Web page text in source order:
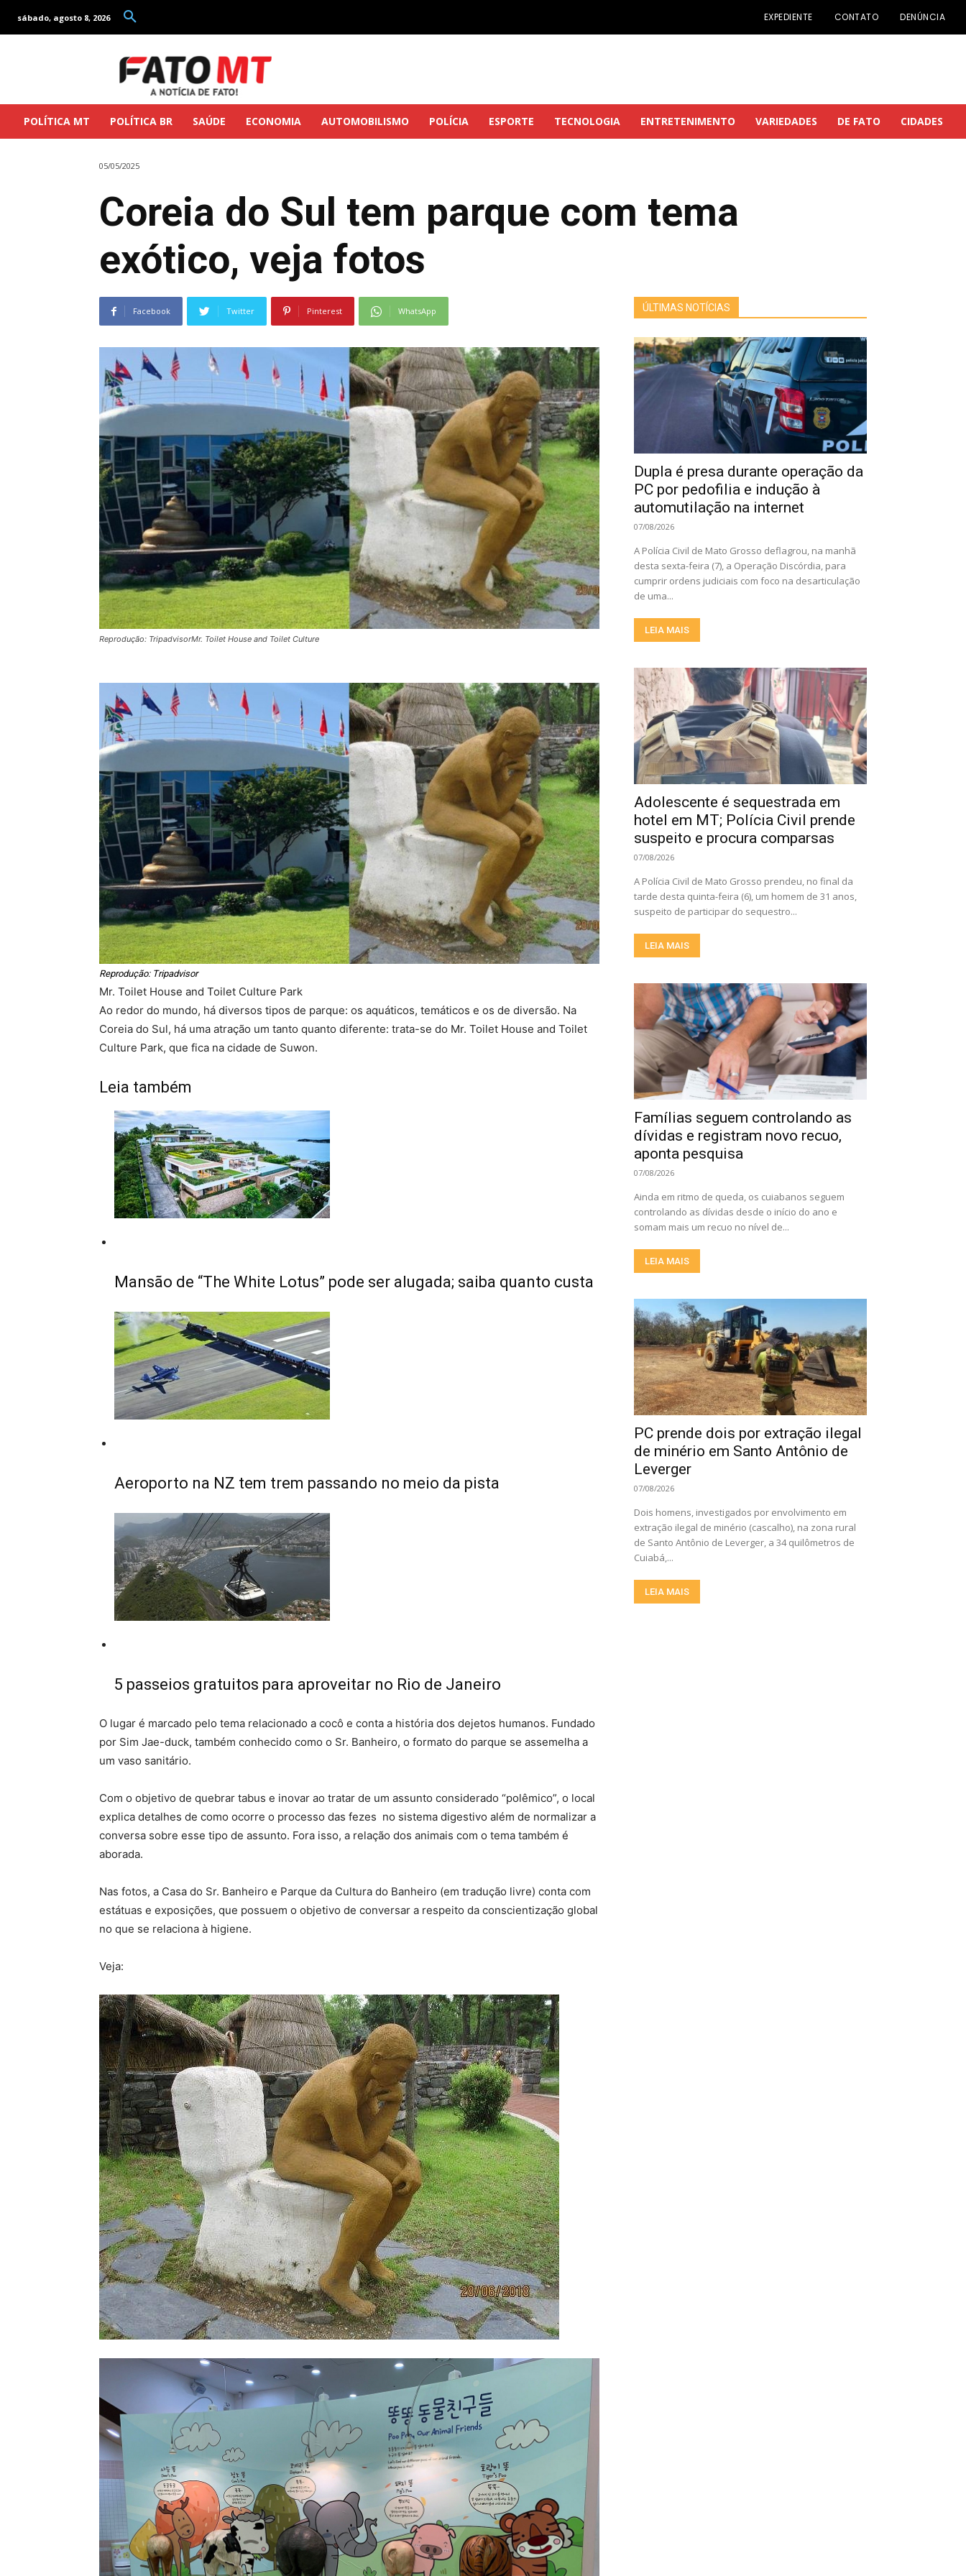
sábado, agosto 8, 2026 EXPEDIENTE CONTATO DENÚNCIA
POLÍTICA MT POLÍTICA BR SAÚDE ECONOMIA AUTOMOBILISMO POLÍCIA ESPORTE TECNOLOGIA ENTRETENIMENTO VARIEDADES DE FATO CIDADES
05/05/2025
Coreia do Sul tem parque com tema
exótico, veja fotos
Facebook Twitter Pinterest WhatsApp
Reprodução: TripadvisorMr. Toilet House and Toilet Culture
Reprodução: Tripadvisor
Mr. Toilet House and Toilet Culture Park
Ao redor do mundo, há diversos tipos de parque: os aquáticos, temáticos e os de diversão. Na
Coreia do Sul, há uma atração um tanto quanto diferente: trata-se do Mr. Toilet House and Toilet
Culture Park, que fica na cidade de Suwon.
Leia também
Mansão de “The White Lotus” pode ser alugada; saiba quanto custa
Aeroporto na NZ tem trem passando no meio da pista
5 passeios gratuitos para aproveitar no Rio de Janeiro
O lugar é marcado pelo tema relacionado a cocô e conta a história dos dejetos humanos. Fundado
por Sim Jae-duck, também conhecido como o Sr. Banheiro, o formato do parque se assemelha a
um vaso sanitário.
Com o objetivo de quebrar tabus e inovar ao tratar de um assunto considerado “polêmico”, o local
explica detalhes de como ocorre o processo das fezes no sistema digestivo além de normalizar a
conversa sobre esse tipo de assunto. Fora isso, a relação dos animais com o tema também é
aborada.
Nas fotos, a Casa do Sr. Banheiro e Parque da Cultura do Banheiro (em tradução livre) conta com
estátuas e exposições, que possuem o objetivo de conversar a respeito da conscientização global
no que se relaciona à higiene.
Veja:
ÚLTIMAS NOTÍCIAS
Dupla é presa durante operação da
PC por pedofilia e indução à
automutilação na internet
07/08/2026
A Polícia Civil de Mato Grosso deflagrou, na manhã
desta sexta-feira (7), a Operação Discórdia, para
cumprir ordens judiciais com foco na desarticulação
de uma...
LEIA MAIS
Adolescente é sequestrada em
hotel em MT; Polícia Civil prende
suspeito e procura comparsas
07/08/2026
A Polícia Civil de Mato Grosso prendeu, no final da
tarde desta quinta-feira (6), um homem de 31 anos,
suspeito de participar do sequestro...
LEIA MAIS
Famílias seguem controlando as
dívidas e registram novo recuo,
aponta pesquisa
07/08/2026
Ainda em ritmo de queda, os cuiabanos seguem
controlando as dívidas desde o início do ano e
somam mais um recuo no nível de...
LEIA MAIS
PC prende dois por extração ilegal
de minério em Santo Antônio de
Leverger
07/08/2026
Dois homens, investigados por envolvimento em
extração ilegal de minério (cascalho), na zona rural
de Santo Antônio de Leverger, a 34 quilômetros de
Cuiabá,...
LEIA MAIS